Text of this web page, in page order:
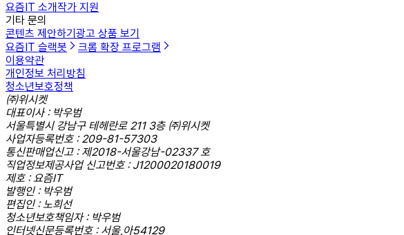
요즘IT 소개작가 지원
기타 문의
콘텐츠 제안하기 광고 상품 보기
요즘IT 슬랙봇
크롬 확장 프로그램
이용약관
개인정보 처리방침
청소년보호정책
㈜위시켓
대표이사 : 박우범
서울특별시 강남구 테헤란로 211 3층 ㈜위시켓
사업자등록번호 : 209-81-57303
통신판매업신고 : 제2018-서울강남-02337 호
직업정보제공사업 신고번호 : J1200020180019
제호 : 요즘IT
발행인 : 박우범
편집인 : 노희선
청소년보호책임자 : 박우범
인터넷신문등록번호 : 서울,아54129